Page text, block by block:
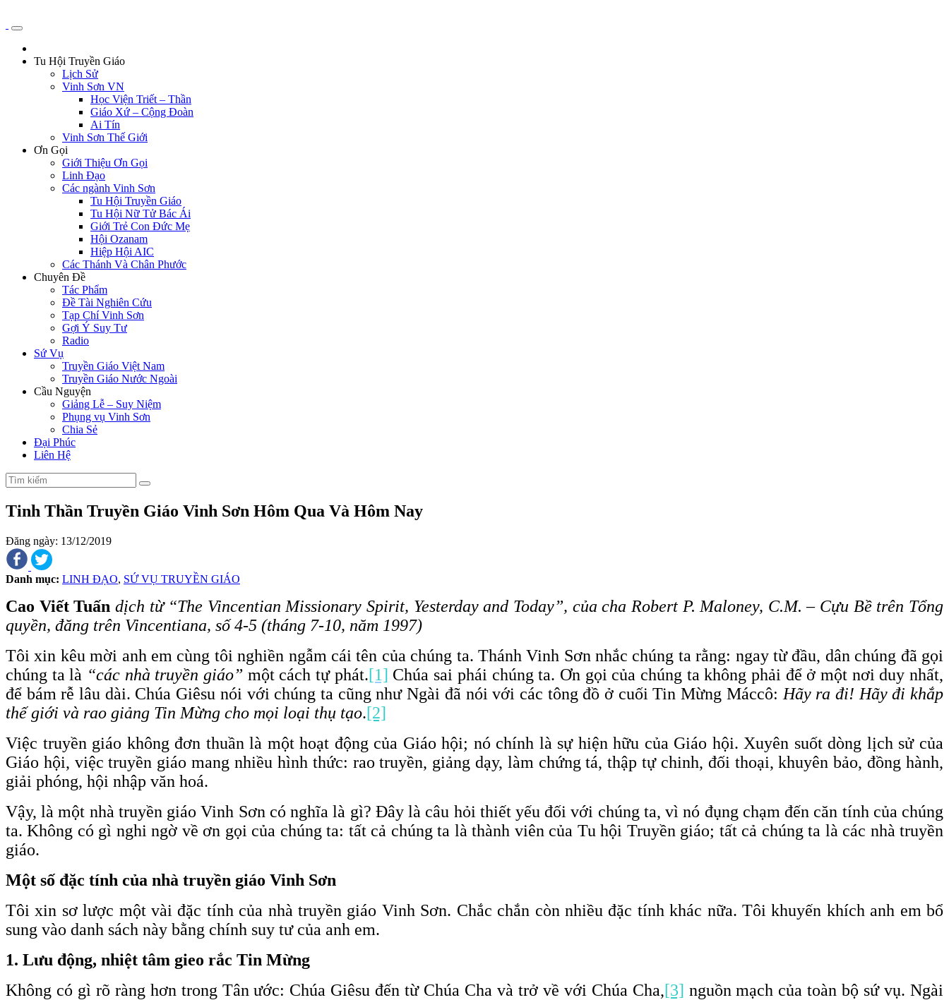
Tu Hội Truyền Giáo
Lịch Sử
Vinh Sơn VN
Học Viện Triết – Thần
Giáo Xứ – Cộng Đoàn
Ai Tín
Vinh Sơn Thế Giới
Ơn Gọi
Giới Thiệu Ơn Gọi
Linh Đạo
Các ngành Vinh Sơn
Tu Hội Truyền Giáo
Tu Hội Nữ Tử Bác Ái
Giới Trẻ Con Đức Mẹ
Hội Ozanam
Hiệp Hội AIC
Các Thánh Và Chân Phước
Chuyên Đề
Tác Phẩm
Đề Tài Nghiên Cứu
Tạp Chí Vinh Sơn
Gợi Ý Suy Tư
Radio
Sứ Vụ
Truyền Giáo Việt Nam
Truyền Giáo Nước Ngoài
Cầu Nguyện
Giảng Lễ – Suy Niệm
Phụng vụ Vinh Sơn
Chia Sẻ
Đại Phúc
Liên Hệ
Tinh Thần Truyền Giáo Vinh Sơn Hôm Qua Và Hôm Nay
Đăng ngày: 13/12/2019
Danh mục: LINH ĐẠO, SỨ VỤ TRUYỀN GIÁO
Cao Viết Tuấn dịch từ “The Vincentian Missionary Spirit, Yesterday and Today”, của cha Robert P. Maloney, C.M. – Cựu Bề trên Tổng
quyền, đăng trên Vincentiana, số 4-5 (tháng 7-10, năm 1997)
Tôi xin kêu mời anh em cùng tôi nghiền ngẫm cái tên của chúng ta. Thánh Vinh Sơn nhắc chúng ta rằng: ngay từ đầu, dân chúng đã gọi
chúng ta là “các nhà truyền giáo” một cách tự phát.[1] Chúa sai phái chúng ta. Ơn gọi của chúng ta không phải để ở một nơi duy nhất,
để bám rễ lâu dài. Chúa Giêsu nói với chúng ta cũng như Ngài đã nói với các tông đồ ở cuối Tin Mừng Máccô: Hãy ra đi! Hãy đi khắp
thế giới và rao giảng Tin Mừng cho mọi loại thụ tạo.[2]
Việc truyền giáo không đơn thuần là một hoạt động của Giáo hội; nó chính là sự hiện hữu của Giáo hội. Xuyên suốt dòng lịch sử của
Giáo hội, việc truyền giáo mang nhiều hình thức: rao truyền, giảng dạy, làm chứng tá, thập tự chinh, đối thoại, khuyên bảo, đồng hành,
giải phóng, hội nhập văn hoá.
Vậy, là một nhà truyền giáo Vinh Sơn có nghĩa là gì? Đây là câu hỏi thiết yếu đối với chúng ta, vì nó đụng chạm đến căn tính của chúng
ta. Không có gì nghi ngờ về ơn gọi của chúng ta: tất cả chúng ta là thành viên của Tu hội Truyền giáo; tất cả chúng ta là các nhà truyền
giáo.
Một số đặc tính của nhà truyền giáo Vinh Sơn
Tôi xin sơ lược một vài đặc tính của nhà truyền giáo Vinh Sơn. Chắc chắn còn nhiều đặc tính khác nữa. Tôi khuyến khích anh em bổ
sung vào danh sách này bằng chính suy tư của anh em.
1. Lưu động, nhiệt tâm gieo rắc Tin Mừng
Không có gì rõ ràng hơn trong Tân ước: Chúa Giêsu đến từ Chúa Cha và trở về với Chúa Cha,[3] nguồn mạch của toàn bộ sứ vụ. Ngài